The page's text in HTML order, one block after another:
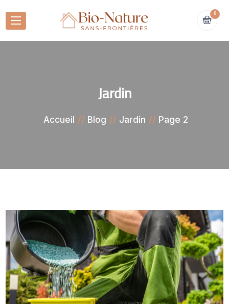
0
Jardin
Accueil Blog Jardin Page 2